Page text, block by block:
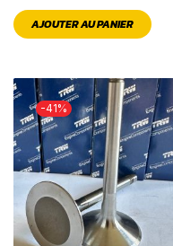
AJOUTER AU PANIER
-41%